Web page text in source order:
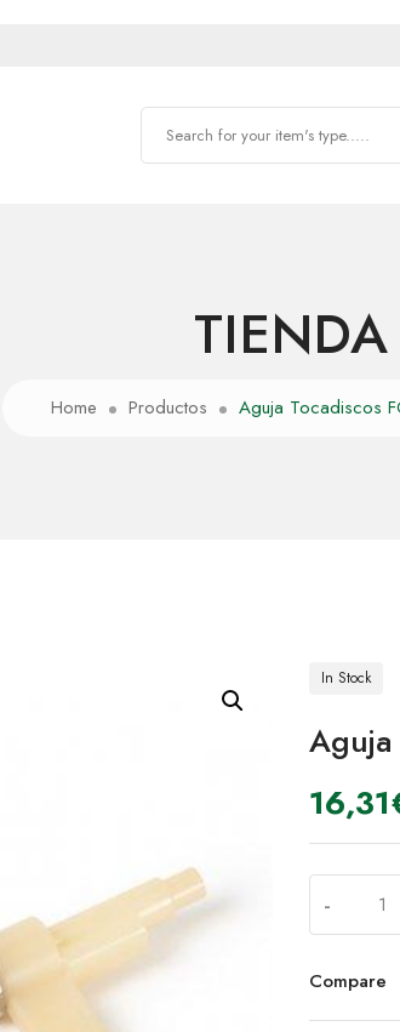
TIENDA
Home Productos Aguja Tocadiscos
In Stock
Aguja
16,31
-
Compare